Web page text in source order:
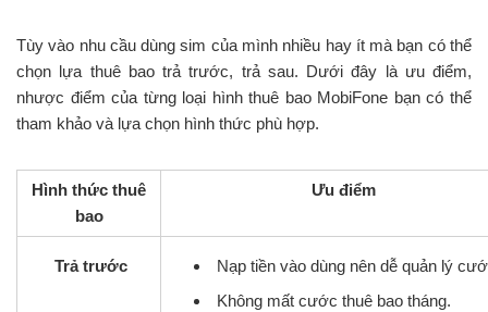
Tùy vào nhu cầu dùng sim của mình nhiều hay ít mà bạn có thể
chọn lựa thuê bao trả trước, trả sau. Dưới đây là ưu điểm,
nhược điểm của từng loại hình thuê bao MobiFone bạn có thể
tham khảo và lựa chọn hình thức phù hợp.
Hình thức thuê
bao
Ưu điểm
Trả trước
Nạp tiền vào dùng nên dễ quản lý
Không mất cước thuê bao tháng.